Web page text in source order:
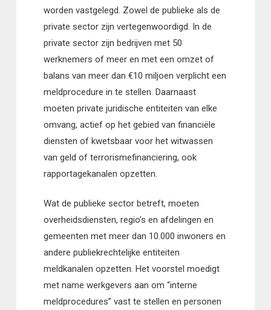
worden vastgelegd. Zowel de publieke als de
private sector zijn vertegenwoordigd. In de
private sector zijn bedrijven met 50
werknemers of meer en met een omzet of
balans van meer dan €10 miljoen verplicht een
meldprocedure in te stellen. Daarnaast
moeten private juridische entiteiten van elke
omvang, actief op het gebied van financiële
diensten of kwetsbaar voor het witwassen
van geld of terrorismefinanciering, ook
rapportagekanalen opzetten.
Wat de publieke sector betreft, moeten
overheidsdiensten, regio’s en afdelingen en
gemeenten met meer dan 10.000 inwoners en
andere publiekrechtelijke entiteiten
meldkanalen opzetten. Het voorstel moedigt
met name werkgevers aan om “interne
meldprocedures” vast te stellen en personen